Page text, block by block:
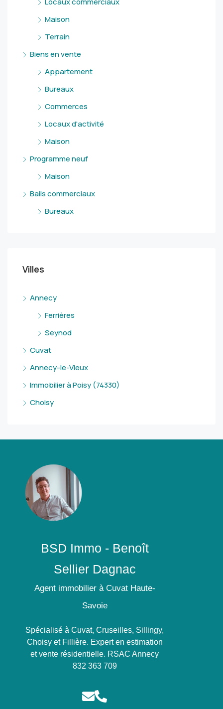
Maison
Terrain
Biens en vente
Appartement
Bureaux
Commerces
Locaux d'activité
Maison
Programme neuf
Maison
Bails commerciaux
Bureaux
Villes
Annecy
Ferrières
Seynod
Cuvat
Annecy-le-Vieux
Immobilier à Poisy (74330)
Choisy
BSD Immo - Benoît
Sellier Dagnac
Agent immobilier à Cuvat Haute-
Savoie
Spécialisé à Cuvat, Cruseilles, Sillingy,
Choisy et Fillière. Expert en estimation
et vente résidentielle. RSAC Annecy
832 363 709